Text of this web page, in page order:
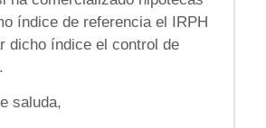
índice de referencia el IRPH
dicho índice el control de
saluda,